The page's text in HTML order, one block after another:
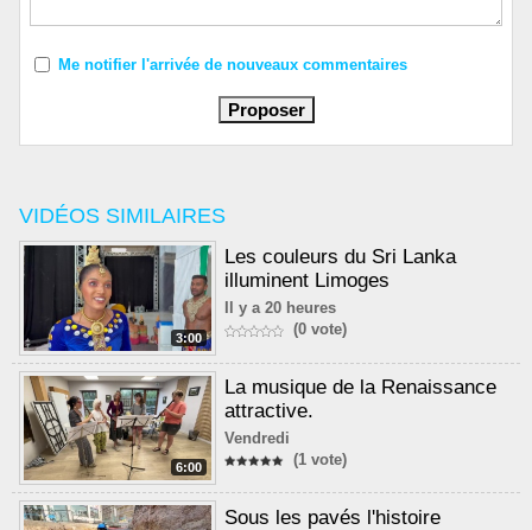
VIDÉOS SIMILAIRES
3:00
Les couleurs du Sri Lanka
illuminent Limoges
Il y a 20 heures
(0 vote)
6:00
La musique de la Renaissance
attractive.
Vendredi
(1 vote)
Sous les pavés l'histoire
Me notifier l'arrivée de nouveaux commentaires